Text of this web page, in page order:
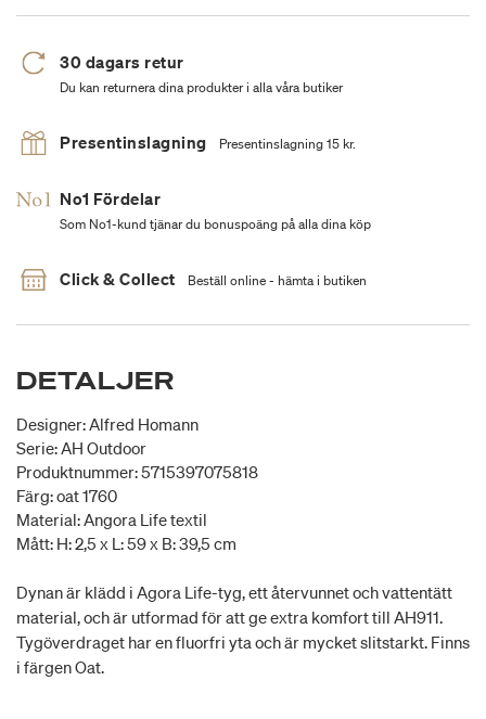
30 dagars retur
Du kan returnera dina produkter i alla våra butiker
Presentinslagning Presentinslagning 15 kr.
No1 Fördelar
Som No1-kund tjänar du bonuspoäng på alla dina köp
Click & Collect Beställ online - hämta i butiken
DETALJER
Designer: Alfred Homann
Serie: AH Outdoor
Produktnummer: 5715397075818
Färg: oat 1760
Material: Angora Life textil
Mått: H: 2,5 x L: 59 x B: 39,5 cm
Dynan är klädd i Agora Life-tyg, ett återvunnet och vattentätt
material, och är utformad för att ge extra komfort till AH911.
Tygöverdraget har en fluorfri yta och är mycket slitstarkt. Finns
i färgen Oat.